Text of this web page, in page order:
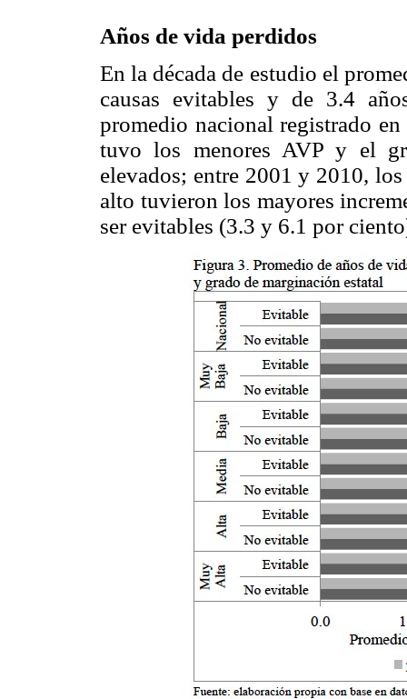
Años de vida perdidos
En la década de estudio el
causas evitables y de 3.4
promedio nacional registrado
tuvo los menores AVP y el
elevados; entre 2001 y 2010,
alto tuvieron los mayores
ser evitables (3.3 y 6.1 por